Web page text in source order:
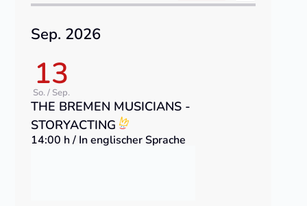
Sep. 2026
13
So. / Sep.
THE BREMEN MUSICIANS -
STORYACTING
14:00 h / In englischer Sprache